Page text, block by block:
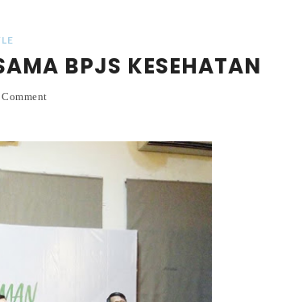
BPJS KESEHATAN
Comment